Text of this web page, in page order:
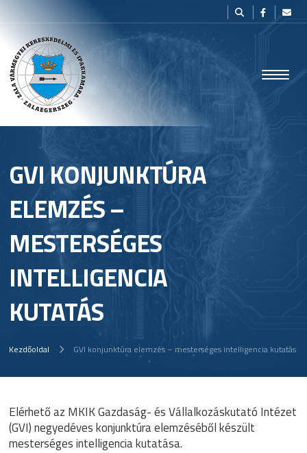
GVI KONJUNKTÚRA
ELEMZÉS –
MESTERSÉGES
INTELLIGENCIA
KUTATÁS
Kezdőoldal GVI konjunktúra elemzés – mesterséges intelligencia kutatás
Elérhető az MKIK Gazdaság- és Vállalkozáskutató Intézet
(GVI) negyedéves konjunktúra elemzéséből készült
mesterséges intelligencia kutatása.